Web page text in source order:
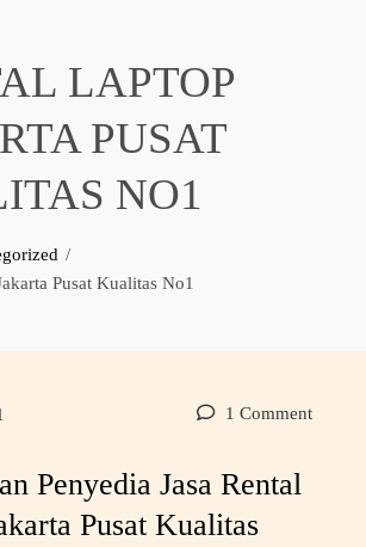
LAPTOP
PUSAT
NO1
Pusat Kualitas No1
1 Comment
Penyedia Jasa Rental
Pusat Kualitas